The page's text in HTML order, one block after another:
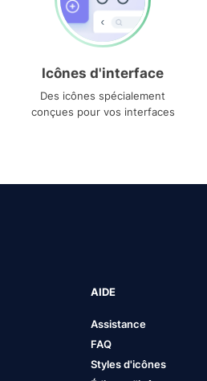
Icônes d'interface
Des icônes spécialement
conçues pour vos interfaces
AIDE
Assistance
FAQ
Styles d'icônes